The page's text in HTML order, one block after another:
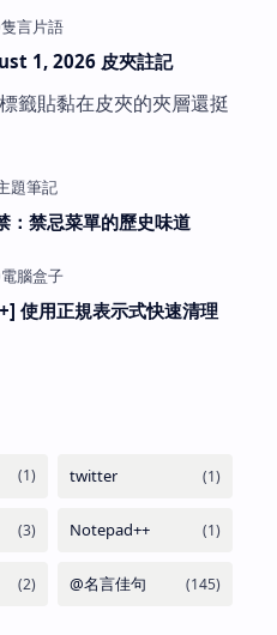
1, 2026 皮夾註記
籤貼黏在皮夾的夾層還挺
：禁忌菜單的歷史味道
使用正規表示式快速清理